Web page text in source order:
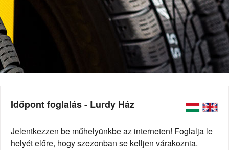
Időpont foglalás - Lurdy Ház
Jelentkezzen be műhelyünkbe az interneten! Foglalja le
helyét előre, hogy szezonban se kelljen várakoznia.